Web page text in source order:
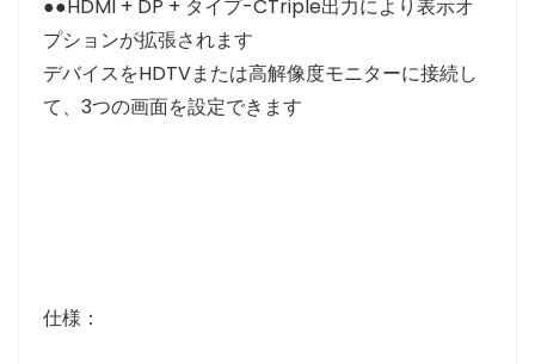
●●HDMI + DP + タイプ-CTriple出力により表示オ
プションが拡張されます
デバイスをHDTVまたは高解像度モニターに接続し
て、3つの画面を設定できます
仕様：